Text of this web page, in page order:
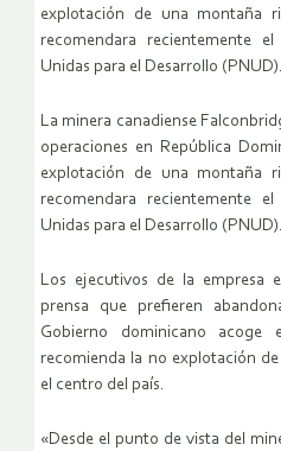
explotación de una montaña
recomendara recientemente
Unidas para el Desarrollo (PNUD).
La minera canadiense
operaciones en República
explotación de una montaña
recomendara recientemente
Unidas para el Desarrollo (PNUD).
Los ejecutivos de la empresa
prensa que prefieren
Gobierno dominicano
recomienda la no explotación
el centro del país.
«Desde el punto de vista del